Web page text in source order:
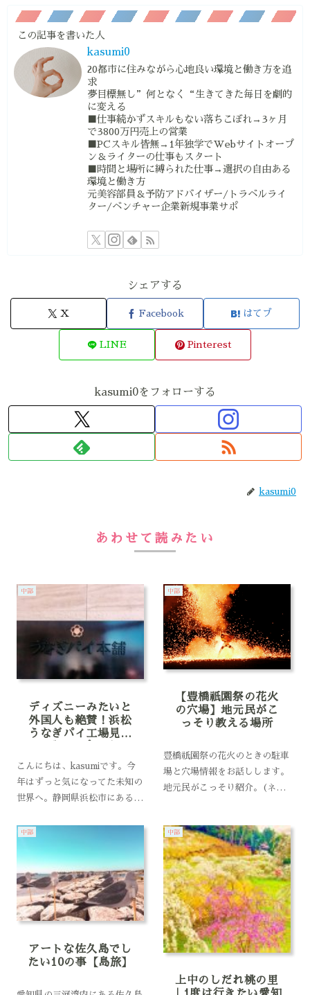
この記事を書いた人
kasumi0
20都市に住みながら心地良い環境と働き方を追
求
夢目標無し”何となく“生きてきた毎日を劇的
に変える
■仕事続かずスキルもない落ちこぼれ→3ヶ月
で3800万円売上の営業
■PCスキル皆無→1年独学でWebサイトオープ
ン＆ライターの仕事もスタート
■時間と場所に縛られた仕事→選択の自由ある
環境と働き方
元美容部員＆予防アドバイザー/トラベルライ
ター/ベンチャー企業新規事業サポ
シェアする
X Facebook はてブ
LINE Pinterest
kasumi0をフォローする
kasumi0
あわせて読みたい
中部
ディズニーみたいと
外国人も絶賛！浜松
うなぎパイ工場見学
こんにちは、kasumiです。今
年はずっと気になってた未知の
世界へ。静岡県浜松市にある
てきました。浜松市の名物お菓
を無料で見学できちゃうという
ことでかなりの人気ぶりなんで
す。以前何かの...
中部
【豊橋祇園祭の花火
の穴場】地元民がこ
っそり教える場所
豊橋祇園祭の花火のときの駐車
場と穴場情報をお話しします。
地元民がこっそり紹介。(ネッ
は！旅生活中のkasumiです。
今回、私の地元のお祭り 豊橋
祇園祭り について紹介しま
す。今では地元に...
中部
アートな佐久島でし
たい10の事【島旅】
中部
上中のしだれ桃の里